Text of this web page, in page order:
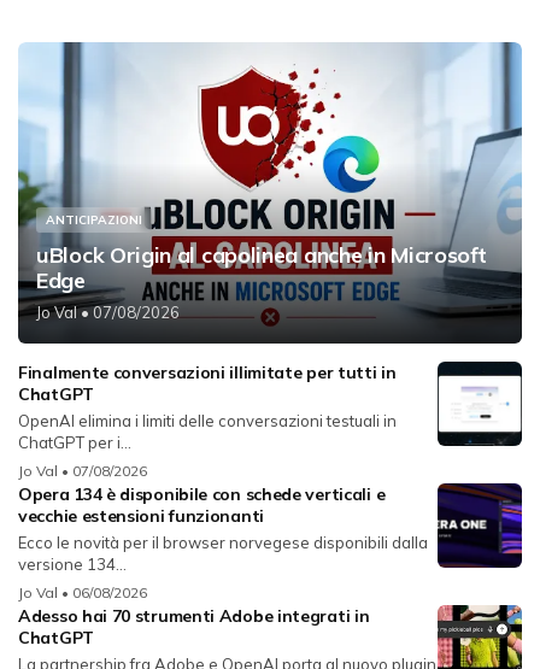
ANTICIPAZIONI
uBlock Origin al capolinea anche in Microsoft
Edge
Jo Val• 07/08/2026
Finalmente conversazioni illimitate per tutti in
ChatGPT
OpenAI elimina i limiti delle conversazioni testuali in
ChatGPT per i...
Jo Val • 07/08/2026
Opera 134 è disponibile con schede verticali e
vecchie estensioni funzionanti
Ecco le novità per il browser norvegese disponibili dalla
versione 134...
Jo Val • 06/08/2026
Adesso hai 70 strumenti Adobe integrati in
ChatGPT
La partnership fra Adobe e OpenAI porta al nuovo plugin